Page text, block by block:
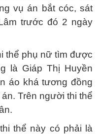
vụ án bắt cóc, sát
trước đó 2 ngày
thể phụ nữ tìm được
là Giáp Thị Huyền
áo khá tương đồng
Trên người thi thể
thể này có phải là